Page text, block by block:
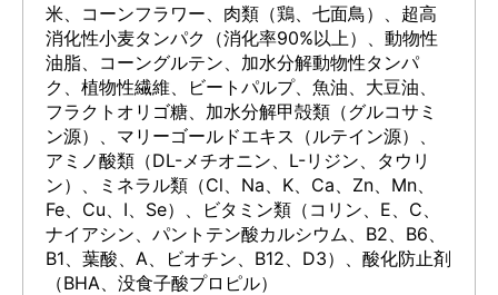
米、コーンフラワー、肉類（鶏、七面鳥）、超高
消化性小麦タンパク（消化率90%以上）、動物性
油脂、コーングルテン、加水分解動物性タンパ
ク、植物性繊維、ビートパルプ、魚油、大豆油、
フラクトオリゴ糖、加水分解甲殻類（グルコサミ
ン源）、マリーゴールドエキス（ルテイン源）、
アミノ酸類（DL-メチオニン、L-リジン、タウリ
ン）、ミネラル類（Cl、Na、K、Ca、Zn、Mn、
Fe、Cu、I、Se）、ビタミン類（コリン、E、C、
ナイアシン、パントテン酸カルシウム、B2、B6、
B1、葉酸、A、ビオチン、B12、D3）、酸化防止剤
（BHA、没食子酸プロピル）